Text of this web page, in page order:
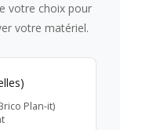
votre choix pour
votre matériel.
Plan-it)